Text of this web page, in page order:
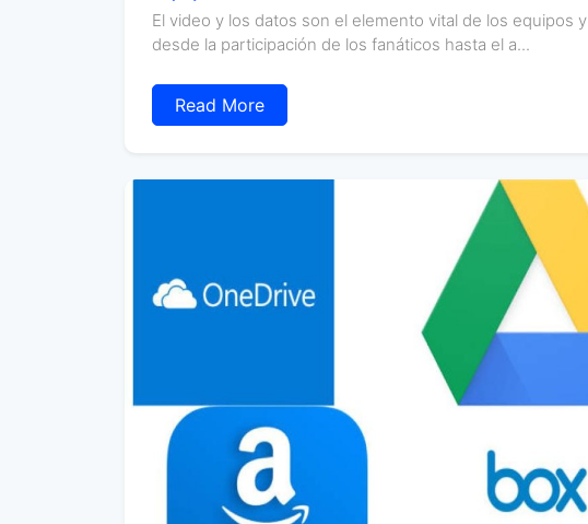
El video y los datos son el elemento vital de los equipos
desde la participación de los fanáticos hasta el a...
Read More